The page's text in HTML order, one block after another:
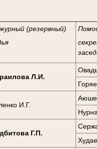
(резервный)
Л.И.
И.Г.
Г.П.